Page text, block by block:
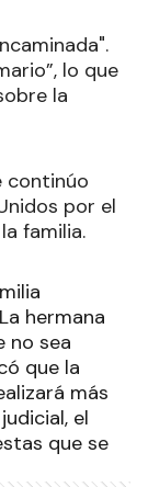
lo que
la
continúo
por el
familia.
hermana
no sea
que la
más
el
que se